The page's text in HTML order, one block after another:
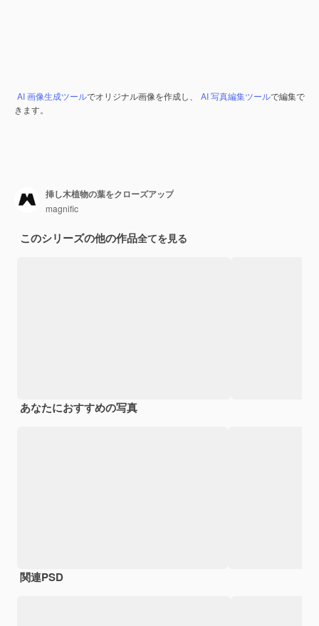
AI 画像生成ツールでオリジナル画像を作成し、 AI 写真編集ツールで編集で
きます。
挿し木植物の葉をクローズアップ
magnific
このシリーズの他の作品全てを見る
あなたにおすすめの写真
関連PSD